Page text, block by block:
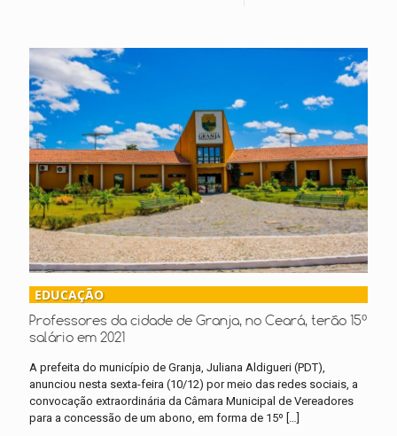
EDUCAÇÃO
Professores da cidade de Granja, no Ceará, terão 15⁰
salário em 2021
A prefeita do município de Granja, Juliana Aldigueri (PDT),
anunciou nesta sexta-feira (10/12) por meio das redes sociais, a
convocação extraordinária da Câmara Municipal de Vereadores
para a concessão de um abono, em forma de 15º […]